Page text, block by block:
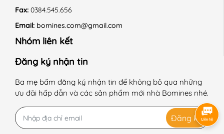
Fax: 0384.545.656
Email: bomines.com@gmail.com
Nhóm liên kết
Đăng ký nhận tin
Ba mẹ bấm đăng ký nhận tin để không bỏ qua những
ưu đãi hấp dẫn và các sản phẩm mới nhà Bomines nhé.
Đăng ký